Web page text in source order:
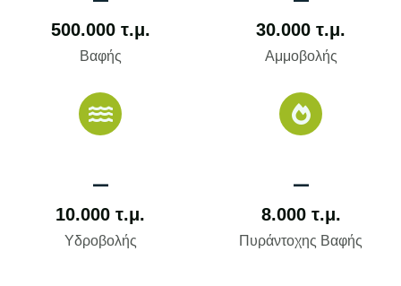
Βαφής
500.000 τ.μ.
Αμμοβολής
30.000 τ.μ.
Υδροβολής
10.000 τ.μ.
Πυράντοχης Βαφής
8.000 τ.μ.